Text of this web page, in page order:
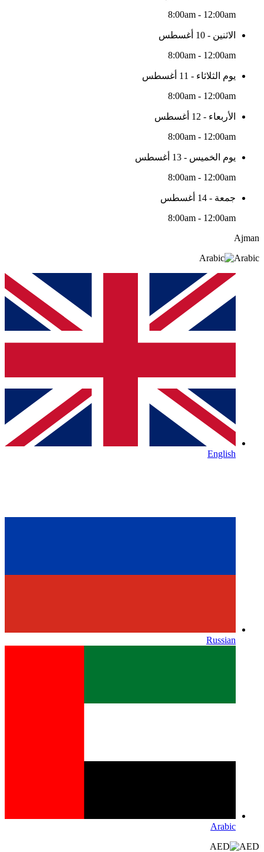
8:00am - 12:00am
الاثنين - 10 أغسطس
8:00am - 12:00am
يوم الثلاثاء - 11 أغسطس
8:00am - 12:00am
الأربعاء - 12 أغسطس
8:00am - 12:00am
يوم الخميس - 13 أغسطس
8:00am - 12:00am
جمعة - 14 أغسطس
8:00am - 12:00am
Ajman
Arabic
English
Russian
Arabic
AED